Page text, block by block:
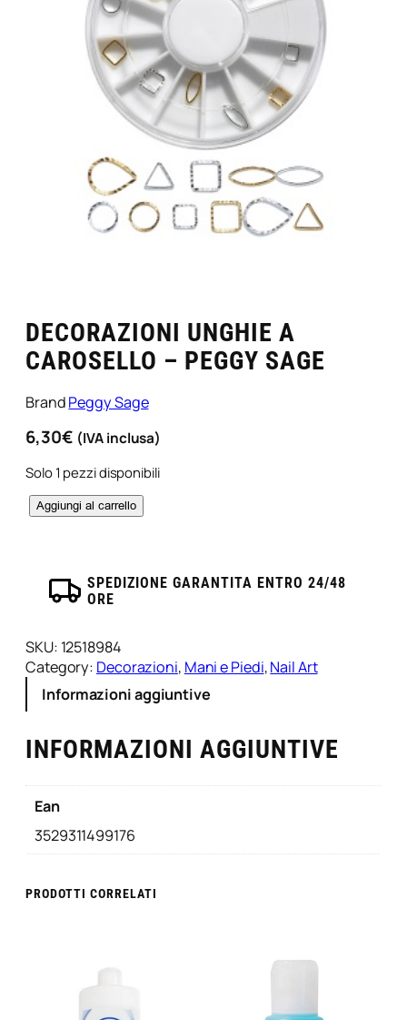
DECORAZIONI UNGHIE A
CAROSELLO – PEGGY SAGE
BrandPeggy Sage
6,30€ (IVA inclusa)
Solo 1 pezzi disponibili
D
i
o
n
g
h
a
r
Aggiungi al carrello
SPEDIZIONE GARANTITA ENTRO 24/48
ORE
SKU: 12518984
Category: Decorazioni, Mani e Piedi, Nail Art
Informazioni aggiuntive
INFORMAZIONI AGGIUNTIVE
Ean
3529311499176
PRODOTTI CORRELATI